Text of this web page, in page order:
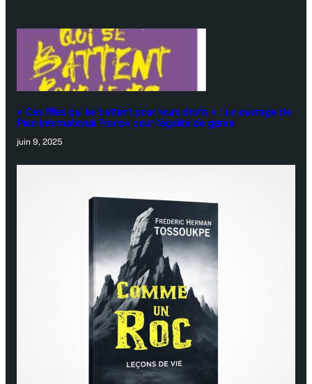
« Ces filles qui se battent pour leurs droits » : un ouvrage de
Plan International France pour l’égalité de genre
juin 9, 2025